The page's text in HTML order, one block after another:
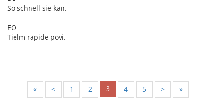
So schnell sie kan.
EO
Tielm rapide povi.
« < 1 2 3 4 5 > »